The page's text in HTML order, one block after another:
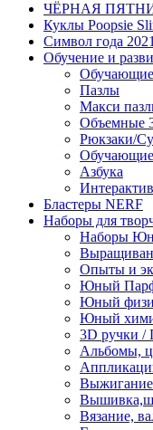
ЧЁРНАЯ
Куклы Poopsie
Символ года 2021
Обучение и
Пазлы
Макси
Объемные
Рюкзаки/
Азбука
Бластеры NERF
Наборы для
Наборы
Опыты и
Юный
Юный
Юный
3D ручки /
Альбомы,
Вязание,